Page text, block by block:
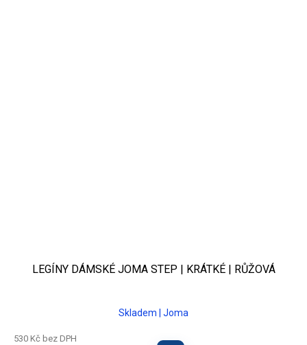
LEGÍNY DÁMSKÉ JOMA STEP | KRÁTKÉ | RŮŽOVÁ
Skladem | Joma
530 Kč bez DPH